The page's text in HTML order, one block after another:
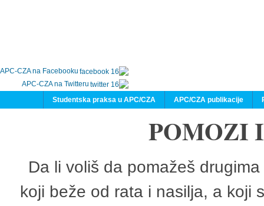
APC-CZA na Facebooku
APC-CZA na Twitteru
APC/CZA publikacije
Studentska praksa u APC/CZA
POMOZI
Da li voliš da pomažeš
koji beže od rata i nasilja, a koji